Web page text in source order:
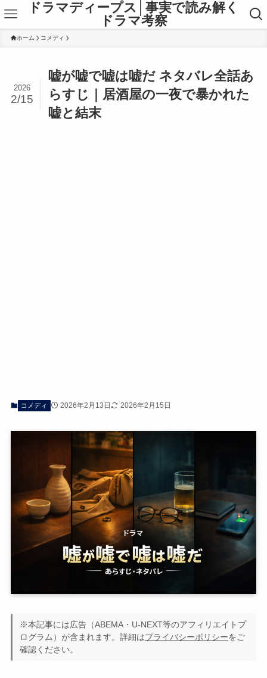
ドラマディープス│事実で読み解く
ドラマ考察
ホーム コメディ
嘘が嘘で嘘は嘘だ ネタバレ全話あ
らすじ｜居酒屋の一夜で暴かれた
嘘と結末
2026
2/15
コメディ 2026年2月13日 2026年2月15日
※本記事には広告（ABEMA・U-NEXT等のアフィリエイトプ
ログラム）が含まれます。詳細はプライバシーポリシーをご
確認ください。